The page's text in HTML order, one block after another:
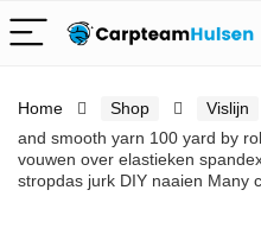
Home Shop Vislijn
and smooth yarn 100 yard by
vouwen over elastieken
stropdas jurk DIY naaien Many